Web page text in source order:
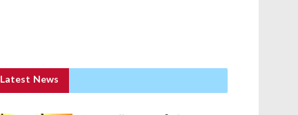
Latest News